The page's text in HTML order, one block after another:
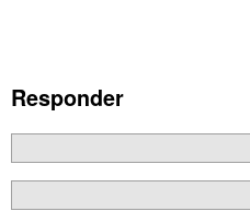
Responder